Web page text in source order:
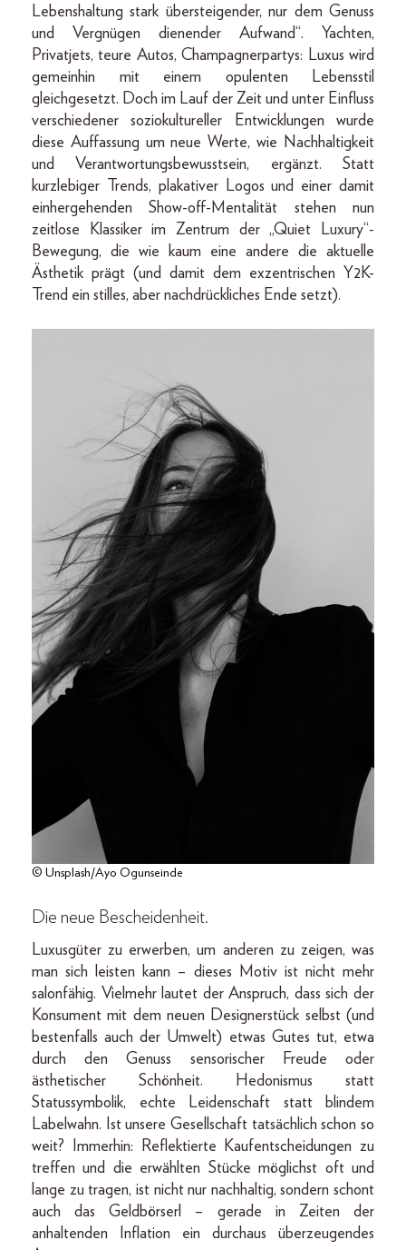
Lebenshaltung stark übersteigender, nur dem Genuss
und Vergnügen dienender Aufwand“. Yachten,
Privatjets, teure Autos, Champagnerpartys: Luxus wird
gemeinhin mit einem opulenten Lebensstil
gleichgesetzt. Doch im Lauf der Zeit und unter Einfluss
verschiedener soziokultureller Entwicklungen wurde
diese Auffassung um neue Werte, wie Nachhaltigkeit
und Verantwortungsbewusstsein, ergänzt. Statt
kurzlebiger Trends, plakativer Logos und einer damit
einhergehenden Show-off-Mentalität stehen nun
zeitlose Klassiker im Zentrum der „Quiet Luxury“-
Bewegung, die wie kaum eine andere die aktuelle
Ästhetik prägt (und damit dem exzentrischen Y2K-
Trend ein stilles, aber nachdrückliches Ende setzt).
© Unsplash/Ayo Ogunseinde
Die neue Bescheidenheit.
Luxusgüter zu erwerben, um anderen zu zeigen, was
man sich leisten kann – dieses Motiv ist nicht mehr
salonfähig. Vielmehr lautet der Anspruch, dass sich der
Konsument mit dem neuen Designerstück selbst (und
bestenfalls auch der Umwelt) etwas Gutes tut, etwa
durch den Genuss sensorischer Freude oder
ästhetischer Schönheit. Hedonismus statt
Statussymbolik, echte Leidenschaft statt blindem
Labelwahn. Ist unsere Gesellschaft tatsächlich schon so
weit? Immerhin: Reflektierte Kaufentscheidungen zu
treffen und die erwählten Stücke möglichst oft und
lange zu tragen, ist nicht nur nachhaltig, sondern schont
auch das Geldbörserl – gerade in Zeiten der
anhaltenden Inflation ein durchaus überzeugendes